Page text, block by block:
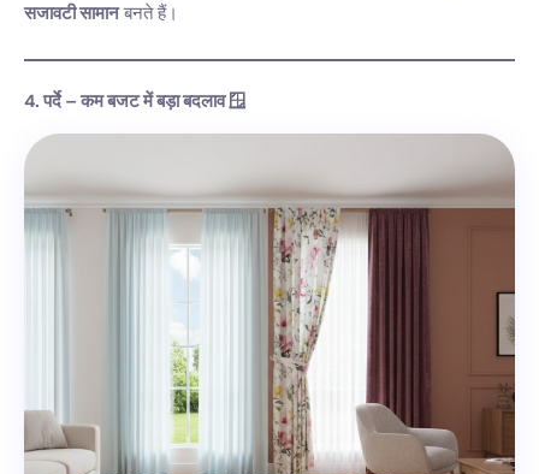
सजावटी सामानबनते हैं।
4. पर्दे – कम बजट में बड़ा बदलाव 🪟